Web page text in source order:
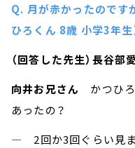
Q. 月が赤かったのです
ひろくん 8歳 小学3年生
（回答した先生）長谷
向井お兄さん
かつひろ
あったの？
― 2回か3回ぐらい見ま